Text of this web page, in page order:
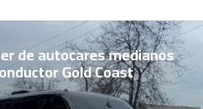
de autocares medianos
Gold Coast